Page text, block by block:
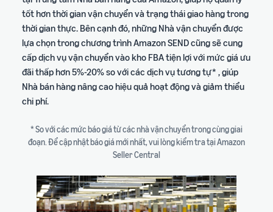
tốt hơn thời gian vận chuyển và trạng thái giao hàng trong
thời gian thực. Bên cạnh đó, những Nhà vận chuyển được
lựa chọn trong chương trình Amazon SEND cũng sẽ cung
cấp dịch vụ vận chuyển vào kho FBA tiện lợi với mức giá ưu
đãi thấp hơn 5%-20% so với các dịch vụ tương tự* , giúp
Nhà bán hàng nâng cao hiệu quả hoạt động và giảm thiểu
chi phí.
* So với các mức báo giá từ các nhà vận chuyển trong cùng giai
đoạn. Để cập nhật báo giá mới nhất, vui lòng kiểm tra tại Amazon
Seller Central